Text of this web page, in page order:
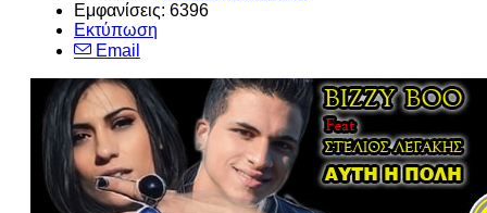
Εμφανίσεις: 6396
Εκτύπωση
Email